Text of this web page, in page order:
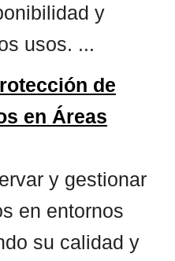
y
usos. ...
de
en Áreas
y gestionar
en entornos
su calidad y